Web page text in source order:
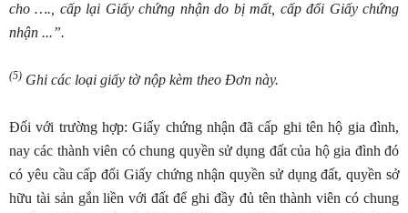
cho ….
cấp lại Giấy chứng nhận do bị mất, cấp đổi Giấy chứng
nhận ...”.
(5) Ghi các loại giấy tờ nộp kèm theo Đơn này.
Đối với trường hợp: Giấy chứng nhận đã cấp ghi tên hộ gia đình,
nay các thành viên có chung quyền sử dụng đất của hộ gia đình đó
có yêu cầu cấp đổi Giấy chứng nhận quyền sử dụng đất, quyền sở
hữu tài sản gắn liền với đất để ghi đầy đủ tên thành viên có chung